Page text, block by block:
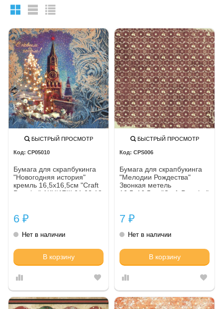
БЫСТРЫЙ ПРОСМОТР
CP05010
Бумага для скрапбукинга
"Новогодняя история"
кремль 16,5х16,5см "Craft
Premier" АКЦИЯ!!! 01.03.18
6 ₽
Нет в наличии
В корзину
БЫСТРЫЙ ПРОСМОТР
CPS006
Бумага для скрапбукинга
"Мелодии Рождества"
Звонкая метель
16,5x16,5см "Craft Premier"
7 ₽
Нет в наличии
В корзину